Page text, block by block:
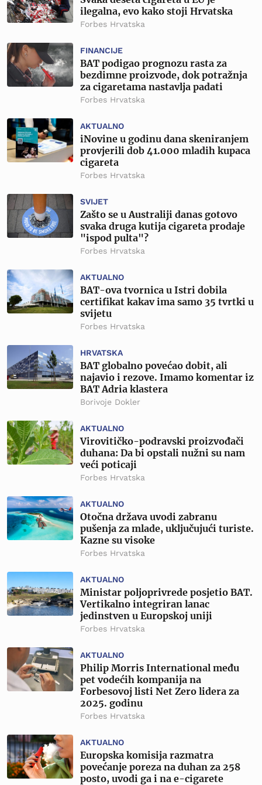
ilegalna, evo kako stoji Hrvatska
Forbes Hrvatska
FINANCIJE
BAT podigao prognozu rasta za
bezdimne proizvode, dok potražnja
za cigaretama nastavlja padati
Forbes Hrvatska
AKTUALNO
iNovine u godinu dana skeniranjem
provjerili dob 41.000 mladih kupaca
cigareta
Forbes Hrvatska
SVIJET
Zašto se u Australiji danas gotovo
svaka druga kutija cigareta prodaje
"ispod pulta"?
Forbes Hrvatska
AKTUALNO
BAT-ova tvornica u Istri dobila
certifikat kakav ima samo 35 tvrtki u
svijetu
Forbes Hrvatska
HRVATSKA
BAT globalno povećao dobit, ali
najavio i rezove. Imamo komentar iz
BAT Adria klastera
Borivoje Dokler
AKTUALNO
Virovitičko-podravski proizvođači
duhana: Da bi opstali nužni su nam
veći poticaji
Forbes Hrvatska
AKTUALNO
Otočna država uvodi zabranu
pušenja za mlade, uključujući turiste.
Kazne su visoke
Forbes Hrvatska
AKTUALNO
Ministar poljoprivrede posjetio BAT.
Vertikalno integriran lanac
jedinstven u Europskoj uniji
Forbes Hrvatska
AKTUALNO
Philip Morris International među
pet vodećih kompanija na
Forbesovoj listi Net Zero lidera za
2025. godinu
Forbes Hrvatska
AKTUALNO
Europska komisija razmatra
povećanje poreza na duhan za 258
posto, uvodi ga i na e-cigarete